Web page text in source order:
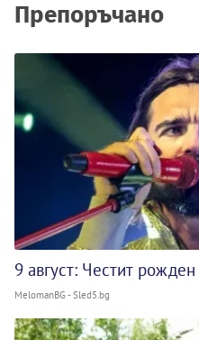
Препоръчано
9 август: Честит
MelomanBG - Sled5.bg